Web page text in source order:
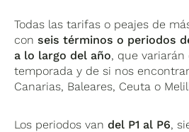
Todas las tarifas o peajes de
conseis términos o periodos
a lo largo del año, que
temporada y de si nos
Canarias, Baleares, Ceuta o
Los periodos van del P1 al P6,